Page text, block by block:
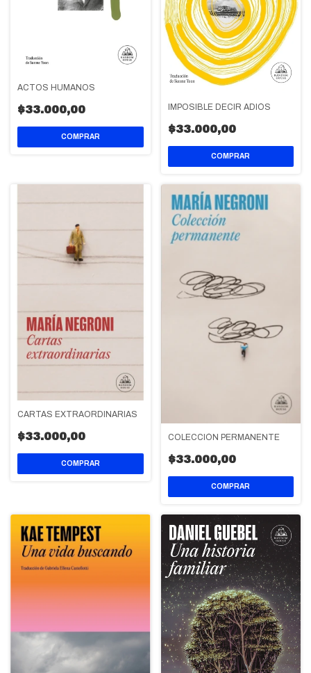
ACTOS HUMANOS
$33.000,00 IMPOSIBLE DECIR ADIÓS
$33.000,00
CARTAS EXTRAORDINARIAS
$33.000,00 COLECCIÓN PERMANENTE
$33.000,00